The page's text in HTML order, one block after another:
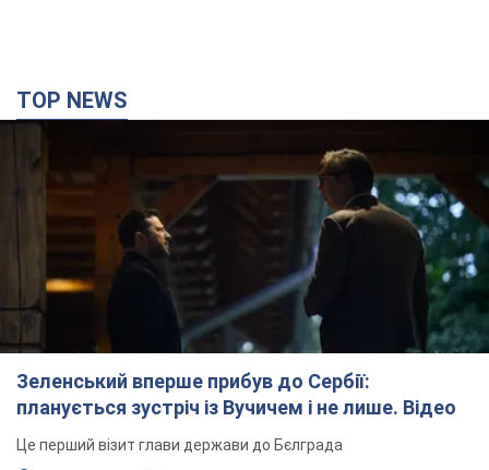
Зеленський вперше прибув до Сербії:
планується зустріч із Вучичем і не лише. Відео
Це перший візит глави держави до Бєлграда
65,9 т.
"Верніть Федорова": у містах України 23-й день
поспіль тривають масові мітинги з
картонками. Фото і відео
Учасники акцій продовжують серію щоденних протестів
2 часа назад 1,9 т.